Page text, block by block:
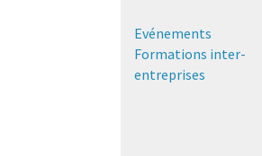
Evénements
Formations inter-
entreprises